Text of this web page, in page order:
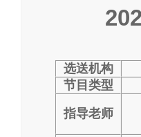
选送机构
节目 类型
指导老师